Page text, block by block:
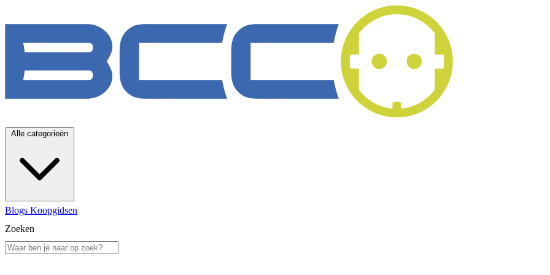
Alle categorieën
Blogs Koopgidsen
Zoeken